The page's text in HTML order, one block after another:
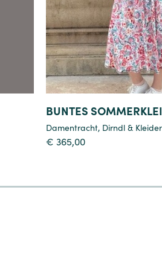
BUNTES
Damentracht, Dirndl & Kleider
€ 365,00